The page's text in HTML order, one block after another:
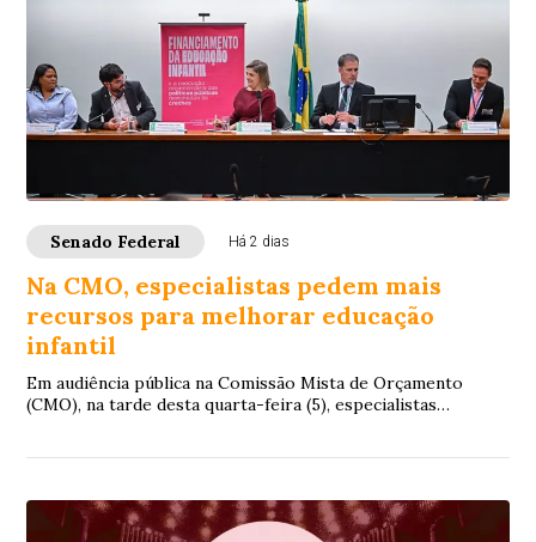
Senado Federal Há 2 dias
Na CMO, especialistas pedem mais
recursos para melhorar educação
infantil
Em audiência pública na Comissão Mista de Orçamento
(CMO), na tarde desta quarta-feira (5), especialistas